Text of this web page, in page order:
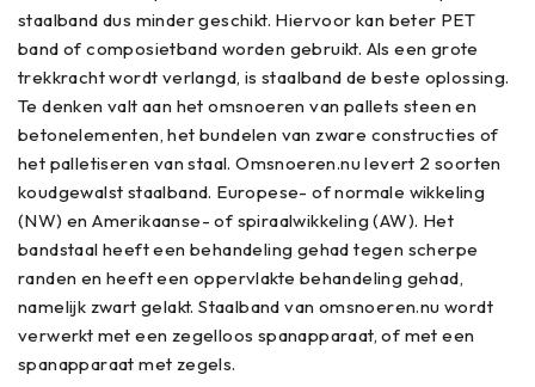
staalband dus minder geschikt. Hiervoor kan beter PET
band of composietband worden gebruikt. Als een grote
trekkracht wordt verlangd, is staalband de beste oplossing.
Te denken valt aan het omsnoeren van pallets steen en
betonelementen, het bundelen van zware constructies of
het palletiseren van staal. Omsnoeren.nu levert 2 soorten
koudgewalst staalband. Europese- of normale wikkeling
(NW) en Amerikaanse- of spiraalwikkeling (AW). Het
bandstaal heeft een behandeling gehad tegen scherpe
randen en heeft een oppervlakte behandeling gehad,
namelijk zwart gelakt. Staalband van omsnoeren.nu wordt
verwerkt met een zegelloos spanapparaat, of met een
spanapparaat met zegels.